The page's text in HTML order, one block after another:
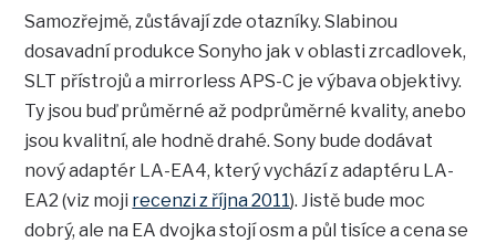
Samozřejmě, zůstávají zde otazníky. Slabinou
dosavadní produkce Sonyho jak v oblasti zrcadlovek,
SLT přístrojů a mirrorless APS-C je výbava objektivy.
Ty jsou buď průměrné až podprůměrné kvality, anebo
jsou kvalitní, ale hodně drahé. Sony bude dodávat
nový adaptér LA-EA4, který vychází z adaptéru LA-
EA2 (viz moji recenzi z října 2011). Jistě bude moc
dobrý, ale na EA dvojka stojí osm a půl tisíce a cena se